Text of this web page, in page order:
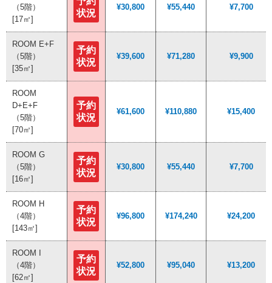
（5階）
[17㎡]
状況
¥30,800 ¥55,440 ¥7,700
ROOM E+F
（5階）
[35㎡]
予約
状況
¥39,600 ¥71,280 ¥9,900
ROOM
D+E+F
（5階）
[70㎡]
予約
状況
¥61,600 ¥110,880 ¥15,400
ROOM G
（5階）
[16㎡]
予約
状況
¥30,800 ¥55,440 ¥7,700
ROOM H
（4階）
[143㎡]
予約
状況
¥96,800 ¥174,240 ¥24,200
ROOM I
（4階）
[62㎡]
予約
状況
¥52,800 ¥95,040 ¥13,200
（5階）
[17㎡]
状況
¥30,800 ¥55,440 ¥7,700
ROOM E+F
（5階）
[35㎡]
予約
状況
¥39,600 ¥71,280 ¥9,900
ROOM
D+E+F
（5階）
[70㎡]
予約
状況
¥61,600 ¥110,880 ¥15,400
ROOM G
（5階）
[16㎡]
予約
状況
¥30,800 ¥55,440 ¥7,700
ROOM H
（4階）
[143㎡]
予約
状況
¥96,800 ¥174,240 ¥24,200
ROOM I
（4階）
[62㎡]
予約
状況
¥52,800 ¥95,040 ¥13,200